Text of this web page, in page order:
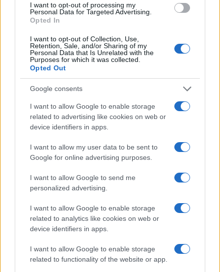
I want to opt-out of processing my
Personal Data for Targeted Advertising.
Opted In
I want to opt-out of Collection, Use,
Retention, Sale, and/or Sharing of my
Personal Data that Is Unrelated with the
Purposes for which it was collected.
Opted Out
Google consents
I want to allow Google to enable storage
related to advertising like cookies on web or
device identifiers in apps.
I want to allow my user data to be sent to
Google for online advertising purposes.
I want to allow Google to send me
personalized advertising.
I want to allow Google to enable storage
related to analytics like cookies on web or
device identifiers in apps.
I want to allow Google to enable storage
related to functionality of the website or app.
salvaguardia dell’identità politico-culturale di un
giornale come
della politica nazionale”.
I cronisti si impegnano inoltre “a combattere con
ogni strumento a nostra disposizione per la difesa
di queste garanzie democratiche fondamentali per
l’intero Paese.In ballo non c’è un semplice
marchio, ma la sopravvivenza stessa di un
pensiero critico. Per questo faremo appello a
istituzionali oltre che alla comunità dei lettori per
attende”.
presidenza del Consiglio con delega
all’informazione e all’editoria,Alberto Barachini,